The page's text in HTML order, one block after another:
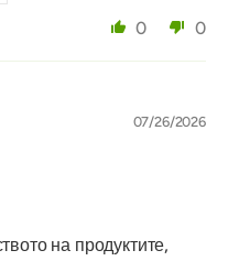
0 0
07/26/2026
на продуктите,